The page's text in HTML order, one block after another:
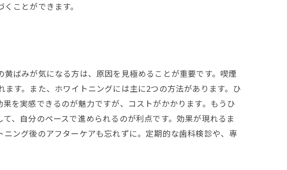
ことができます。
ばみが気になる方は、原因を見極めることが重要です。喫煙
す。また、ホワイトニングには主に2つの方法があります。ひ
を実感できるのが魅力ですが、コストがかかります。もうひ
、自分のペースで進められるのが利点です。効果が現れるま
ング後のアフターケアも忘れずに。定期的な歯科検診や、専